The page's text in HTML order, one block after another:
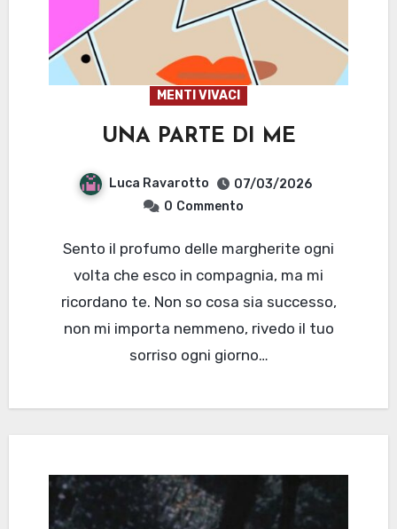
MENTI VIVACI
UNA PARTE DI ME
Luca Ravarotto
07/03/2026
0 Commento
Sento il profumo delle margherite ogni
volta che esco in compagnia, ma mi
ricordano te. Non so cosa sia successo,
non mi importa nemmeno, rivedo il tuo
sorriso ogni giorno…